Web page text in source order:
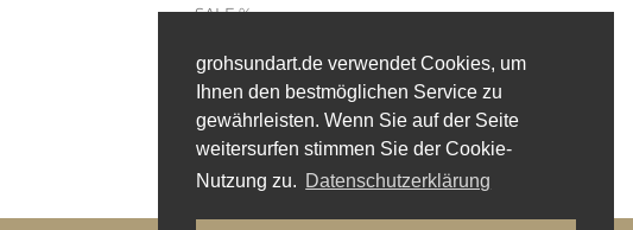
grohsundart.de verwendet Cookies, um
Ihnen den bestmöglichen Service zu
gewährleisten. Wenn Sie auf der Seite
weitersurfen stimmen Sie der Cookie-
Nutzung zu. Datenschutzerklärung
SALE %
Neu Eingetroffen